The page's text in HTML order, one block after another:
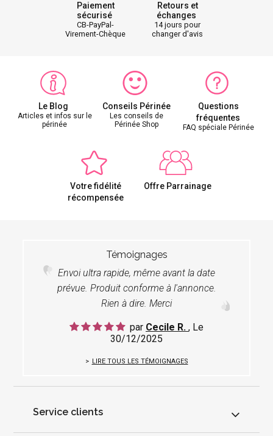
Paiement
sécurisé
CB-PayPal-
Virement-Chèque
Retours et
échanges
14 jours pour
changer d'avis
Le Blog
Articles et infos sur le
périnée
Conseils Périnée
Les conseils de
Périnée Shop
Questions
fréquentes
FAQ spéciale Périnée
Votre fidélité
récompensée
Offre Parrainage
Témoignages
Envoi ultra rapide, même avant la date
prévue. Produit conforme à l'annonce.
Rien à dire. Merci
par Cecile R. , Le
30/12/2025
LIRE TOUS LES TÉMOIGNAGES
Service clients